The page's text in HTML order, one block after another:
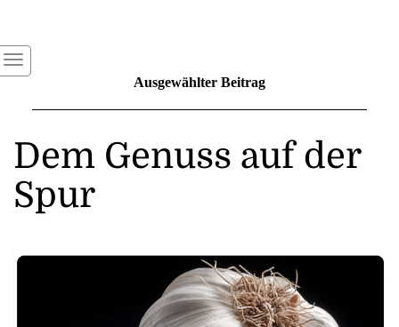
Ausgewählter Beitrag
Dem Genuss auf der
Spur